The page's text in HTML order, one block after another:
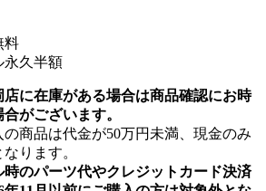
料
永久半額
に在庫がある場合は商品確認にお時
がございます。
商品は代金が50万円未満、現金のみ
ります。
のパーツ代やクレジットカード決済